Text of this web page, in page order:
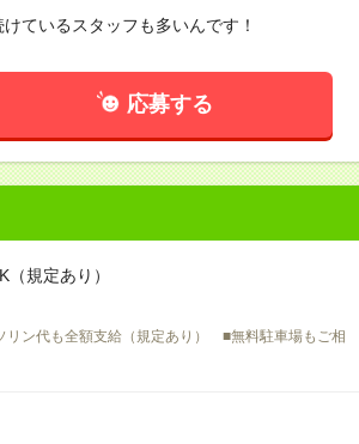
ているスタッフも多いんです！
応募する
規定あり）
ン代も全額支給（規定あり） ■無料駐車場もご相